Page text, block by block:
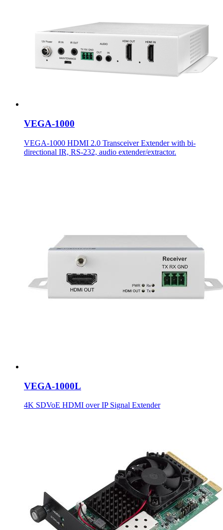
VEGA-1000
VEGA-1000 HDMI 2.0 Transceiver Extender with bi-
directional IR, RS-232, audio extender/extractor.
VEGA-1000L
4K SDVoE HDMI over IP Signal Extender